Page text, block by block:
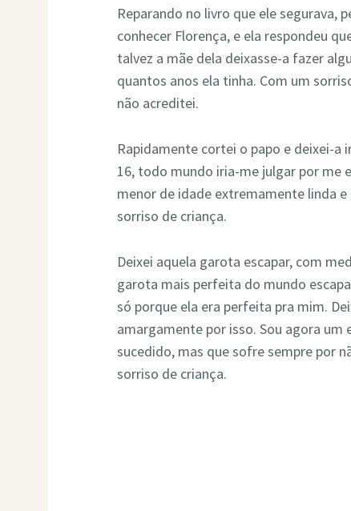
Reparando no livro que ele segurava,
conhecer Florença, e ela respondeu
talvez a mãe dela deixasse-a fazer
quantos anos ela tinha. Com um
não acreditei.
Rapidamente cortei o papo e deixei-a
16, todo mundo iria-me julgar por me
menor de idade extremamente linda
sorriso de criança.
Deixei aquela garota escapar, com
garota mais perfeita do mundo
só porque ela era perfeita pra mim.
amargamente por isso. Sou agora
sucedido, mas que sofre sempre por
sorriso de criança.